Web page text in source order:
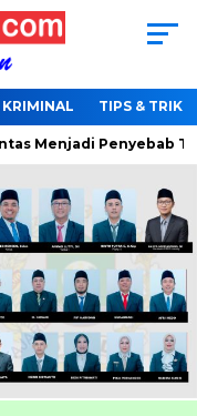
KRIMINAL TIPS & TRIK
Penyebab